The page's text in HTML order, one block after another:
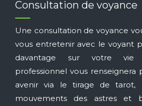
Consultation de voyance
Une consultation de voyance
vous entretenir avec le voyant
davantage sur votre vie
professionnel vous renseignera
avenir via le tirage de tarot,
mouvements des astres et